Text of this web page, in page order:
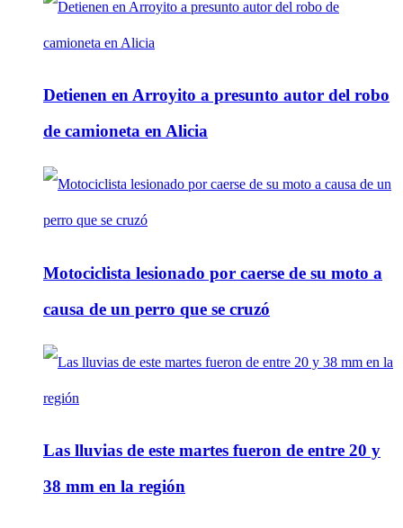
Detienen en Arroyito a presunto autor del robo
de camioneta en Alicia
Motociclista lesionado por caerse de su moto a
causa de un perro que se cruzó
Las lluvias de este martes fueron de entre 20 y
38 mm en la región